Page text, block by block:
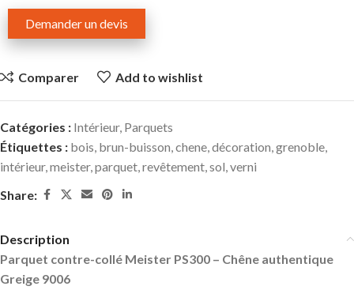
Demander un devis
Comparer Add to wishlist
Catégories : Intérieur, Parquets
Étiquettes : bois, brun-buisson,chene,décoration,grenoble,
intérieur,meister,parquet,revêtement,sol,verni
Share:
Description
Parquet contre-collé Meister PS300 – Chêne authentique
Greige 9006